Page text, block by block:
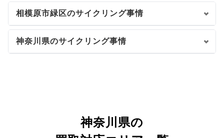
相模原市緑区のサイクリング事情
神奈川県のサイクリング事情
神奈川県の